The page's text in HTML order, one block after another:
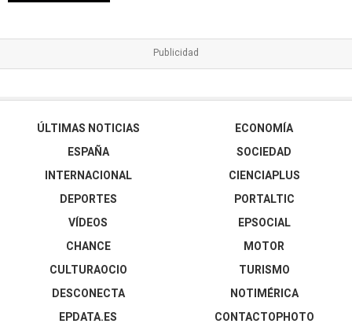
ÚLTIMAS NOTICIAS
ESPAÑA
INTERNACIONAL
DEPORTES
VÍDEOS
ECONOMÍA
SOCIEDAD
CIENCIAPLUS
PORTALTIC
EPSOCIAL
CHANCE
CULTURAOCIO
DESCONECTA
EPDATA.ES
MOTOR
TURISMO
NOTIMÉRICA
CONTACTOPHOTO